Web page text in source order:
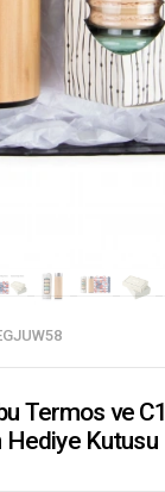
Termos ve
Hediye Kutusu